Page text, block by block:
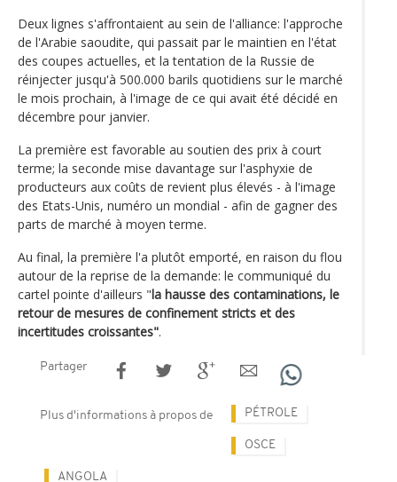
Deux lignes s'affrontaient au sein de l'alliance: l'approche
de l'Arabie saoudite, qui passait par le maintien en l'état
des coupes actuelles, et la tentation de la Russie de
réinjecter jusqu'à 500.000 barils quotidiens sur le marché
le mois prochain, à l'image de ce qui avait été décidé en
décembre pour janvier.
La première est favorable au soutien des prix à court
terme; la seconde mise davantage sur l'asphyxie de
producteurs aux coûts de revient plus élevés - à l'image
des Etats-Unis, numéro un mondial - afin de gagner des
parts de marché à moyen terme.
Au final, la première l'a plutôt emporté, en raison du flou
autour de la reprise de la demande: le communiqué du
cartel pointe d'ailleurs "la hausse des contaminations, le
retour de mesures de confinement stricts et des
incertitudes croissantes".
Partager
Plus d'informations à propos de PÉTROLE
OSCE
ANGOLA